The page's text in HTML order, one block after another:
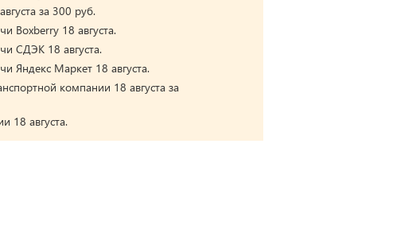
за 300 руб.
Boxberry 18 августа.
СДЭК 18 августа.
Яндекс Маркет 18 августа.
компании 18 августа за
18 августа.